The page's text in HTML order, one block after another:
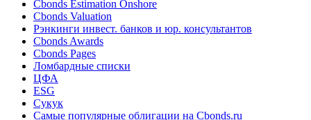
Поиск котировок облигаций
Best bid/ask
Cbonds Estimation
Cbonds Estimation Onshore
Cbonds Valuation
Рэнкинги инвест. банков и юр. консультантов
Cbonds Awards
Cbonds Pages
Ломбардные списки